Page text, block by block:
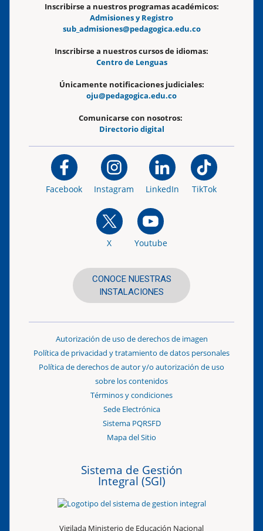
Inscribirse a nuestros programas académicos:
Admisiones y Registro
sub_admisiones@pedagogica.edu.co
Inscribirse a nuestros cursos de idiomas:
Centro de Lenguas
Únicamente notificaciones judiciales:
oju@pedagogica.edu.co
Comunicarse con nosotros:
Directorio digital
Facebook Instagram LinkedIn TikTok
X Youtube
CONOCE NUESTRAS
INSTALACIONES
Autorización de uso de derechos de imagen
Política de privacidad y tratamiento de datos personales
Política de derechos de autor y/o autorización de uso
sobre los contenidos
Términos y condiciones
Sede Electrónica
Sistema PQRSFD
Mapa del Sitio
Sistema de Gestión
Integral (SGI)
Vigilada Ministerio de Educación Nacional